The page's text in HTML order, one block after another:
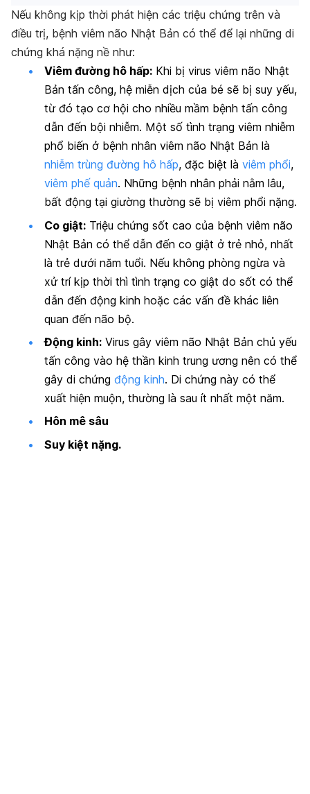
Nếu không kịp thời phát hiện các triệu chứng trên và
điều trị, bệnh viêm não Nhật Bản có thể để lại những di
chứng khá nặng nề như:
Viêm đường hô hấp: Khi bị virus viêm não Nhật
Bản tấn công, hệ miễn dịch của bé sẽ bị suy yếu,
từ đó tạo cơ hội cho nhiều mầm bệnh tấn công
dẫn đến bội nhiễm. Một số tình trạng viêm nhiễm
phổ biến ở bệnh nhân viêm não Nhật Bản là
nhiễm trùng đường hô hấp, đặc biệt là viêm phổi,
viêm phế quản. Những bệnh nhân phải nằm lâu,
bất động tại giường thường sẽ bị viêm phổi nặng.
Co giật: Triệu chứng sốt cao của bệnh viêm não
Nhật Bản có thể dẫn đến co giật ở trẻ nhỏ, nhất
là trẻ dưới năm tuổi. Nếu không phòng ngừa và
xử trí kịp thời thì tình trạng co giật do sốt có thể
dẫn đến động kinh hoặc các vấn đề khác liên
quan đến não bộ.
Động kinh: Virus gây viêm não Nhật Bản chủ yếu
tấn công vào hệ thần kinh trung ương nên có thể
gây di chứng động kinh. Di chứng này có thể
xuất hiện muộn, thường là sau ít nhất một năm.
Hôn mê sâu
Suy kiệt nặng.